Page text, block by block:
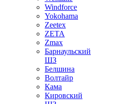
Windforce
Yokohama
Zeetex
ZETA
Zmax
Барнаульский
ШЗ
Белшина
Волтайр
Кама
Кировский